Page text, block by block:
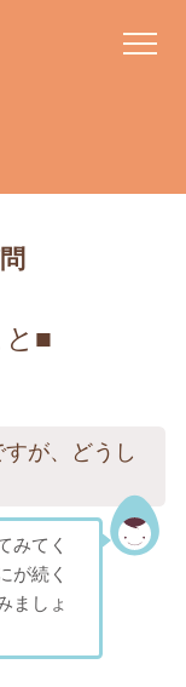
が、どうし
みてく
が続く
ましょ
ク